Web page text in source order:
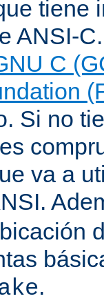
tiene
ANSI-
C
Si no
va a
.